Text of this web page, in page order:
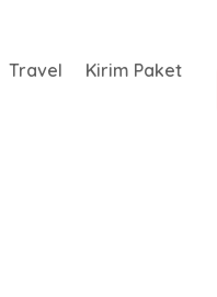
Travel
Kirim Paket